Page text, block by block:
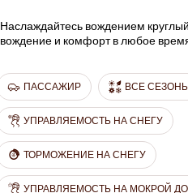
Наслаждайтесь вождением
вождение и комфорт в любое
ПАССАЖИР ВСЕ
УПРАВЛЯЕМОСТЬ НА СНЕГУ
ТОРМОЖЕНИЕ НА СНЕГУ
УПРАВЛЯЕМОСТЬ НА МОКРОЙ